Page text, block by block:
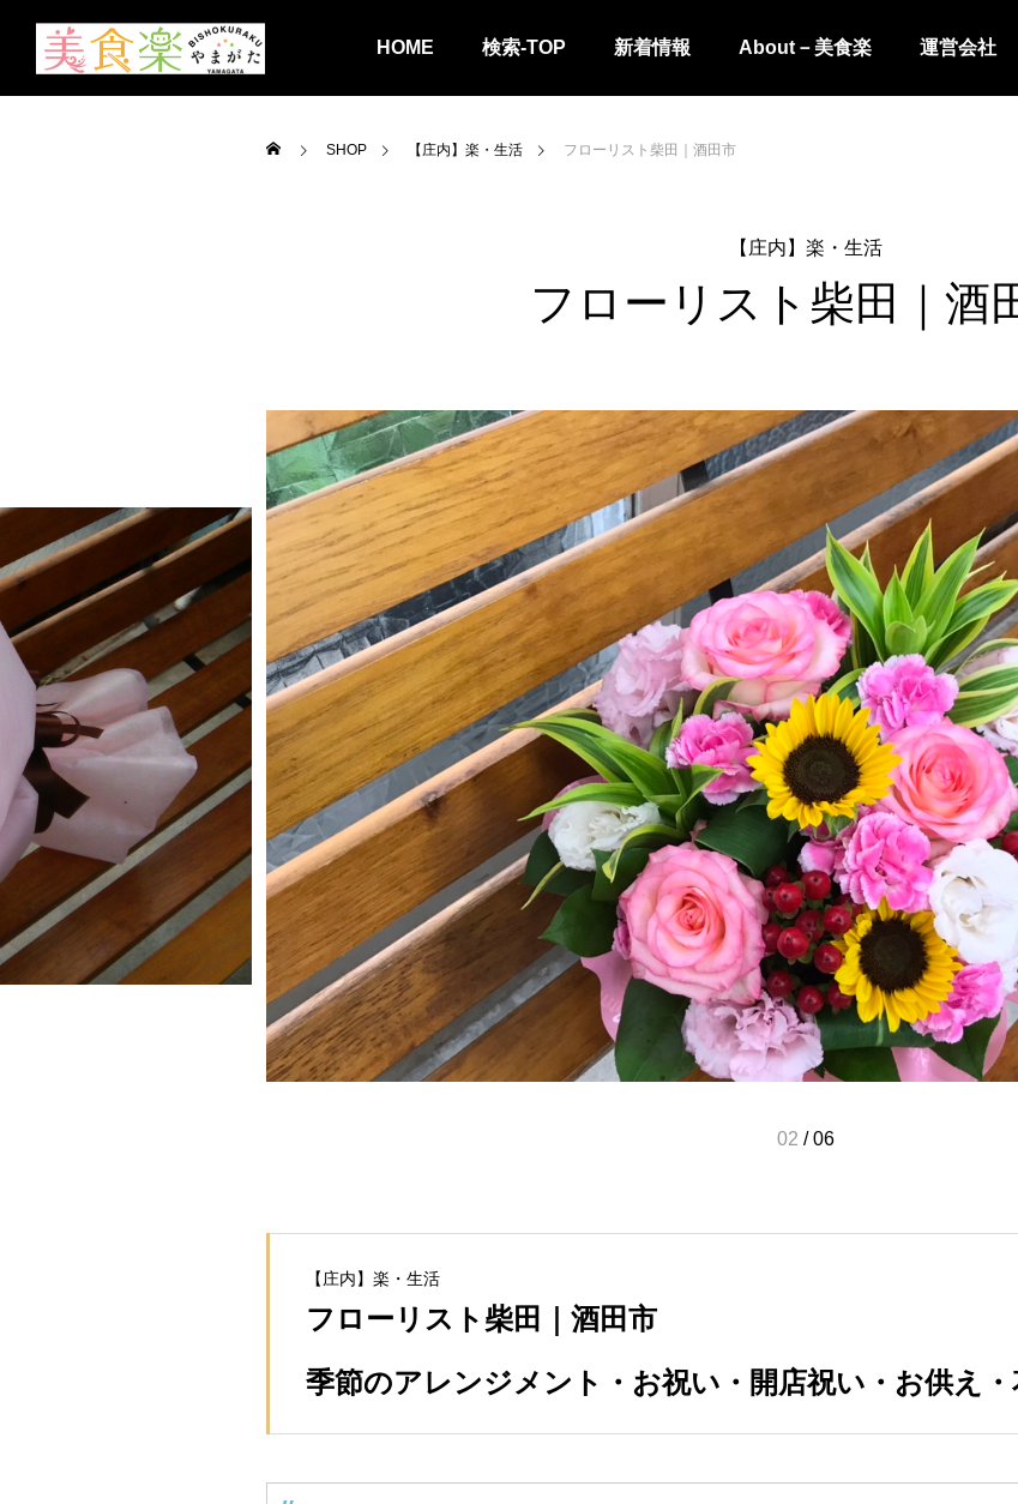
HOME 検索-TOP 新着情報 About－美食楽 運営会社
SHOP 【庄内】楽・生活 フローリスト柴田｜酒田市
【庄内】楽・生活
フローリスト柴田｜酒
03 /06
【庄内】楽・生活
フローリスト柴田｜酒田市
季節のアレンジメント・お祝い・開店祝い・お供え